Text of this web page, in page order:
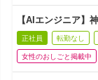
【AIエンジニア】
正社員 転勤なし
女性のおしごと掲載中